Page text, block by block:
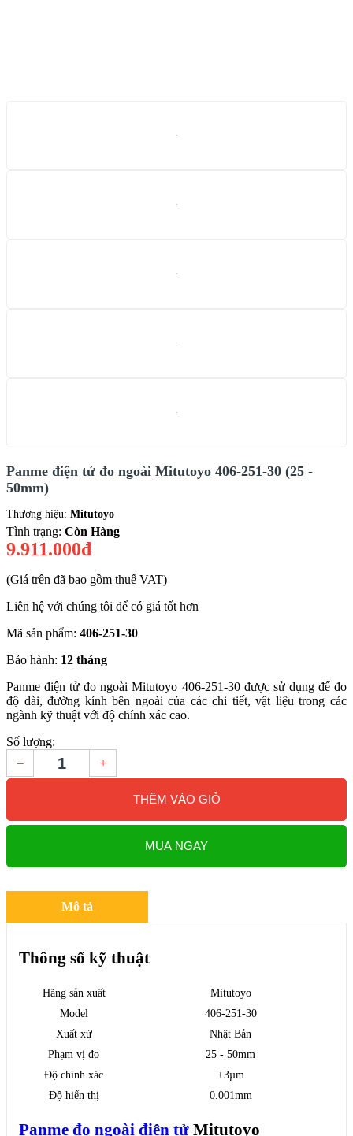
Panme điện tử đo ngoài Mitutoyo 406-251-30 (25 -
50mm)
Thương hiệu: Mitutoyo
Tình trạng: Còn Hàng
9.911.000đ
(Giá trên đã bao gồm thuế VAT)
Liên hệ với chúng tôi để có giá tốt hơn
Mã sản phẩm: 406-251-30
Bảo hành: 12 tháng
Panme điện tử đo ngoài Mitutoyo 406-251-30 được sử dụng để đo
độ dài, đường kính bên ngoài của các chi tiết, vật liệu trong các
ngành kỹ thuật với độ chính xác cao.
Số lượng:
– +
THÊM VÀO GIỎ
MUA NGAY
Mô tả
Thông số kỹ thuật
Hãng sản xuất
Mitutoyo
Model
406-251-30
Xuất xứ
Nhật Bản
Phạm vị đo
25 - 50mm
Độ chính xác
±3µm
Độ hiển thị
0.001mm
Panme đo ngoài điện tử Mitutoyo